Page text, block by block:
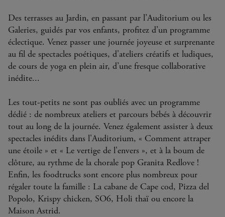
Des terrasses au Jardin, en passant par l’Auditorium ou les
Galeries, guidés par vos enfants, profitez d’un programme
éclectique. Venez passer une journée joyeuse et surprenante
au fil de spectacles poétiques, d'ateliers créatifs et ludiques,
de cours de yoga en plein air, d’une fresque collaborative
inédite...
Les tout-petits ne sont pas oubliés avec un programme
dédié : de nombreux ateliers et parcours bébés à découvrir
tout au long de la journée. Venez également assister à deux
spectacles inédits dans l'Auditorium, « Comment attraper
une étoile » et « Le vertige de l'envers », et à la boum de
clôture, au rythme de la chorale pop Granita Redlove !
Enfin, les foodtrucks sont encore plus nombreux pour
régaler toute la famille : La cabane de Cape cod, Pizza del
Popolo, Krispy chicken, SO6, Holi thaï ou encore la
Maison Astrid.